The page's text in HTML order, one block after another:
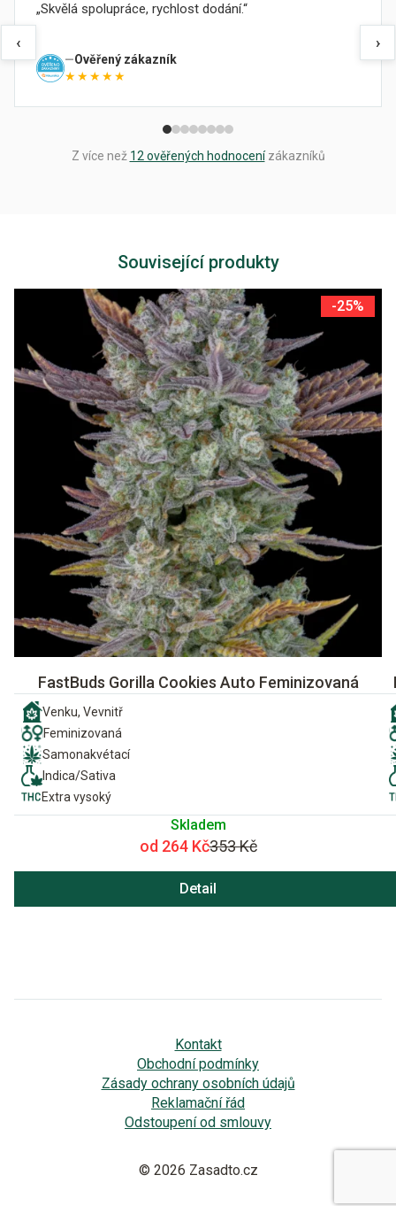
‹
Skvělá spolupráce, rychlost dodání.
Ověřený zákazník
★★★★★
›
Z více než 12 ověřených hodnocenízákazníků
Související produkty
-25%
FastBuds Gorilla Cookies Auto Feminizovaná
Venku, Vevnitř
Feminizovaná
Samonakvétací
Indica/Sativa
Extra vysoký
Skladem
od 264 Kč353 Kč
Detail
Kontakt
Obchodní podmínky
Zásady ochrany osobních údajů
Reklamační řád
Odstoupení od smlouvy
© 2026 Zasadto.cz